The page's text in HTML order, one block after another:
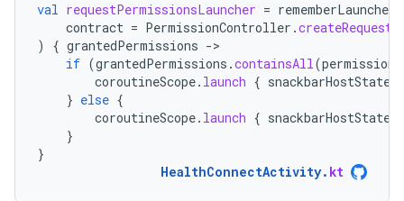
val requestPermissionsLauncher =
contract = PermissionController .
)
{ grantedPermissions -
if (grantedPermissions .containsAll(permissions
coroutineScope. launch { snackbarHostState
} else {
coroutineScope. launch { snackbarHostState
}
}
HealthConnectActivity. kt